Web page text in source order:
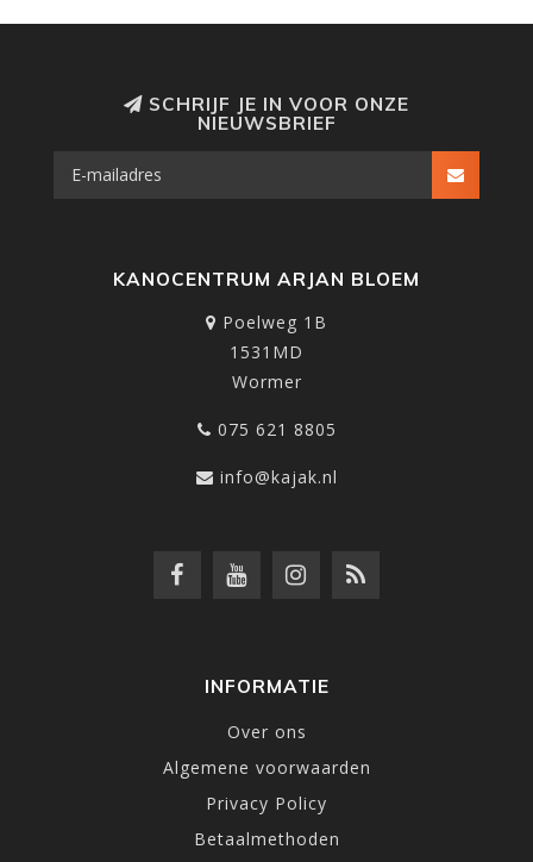
SCHRIJF JE IN VOOR ONZE
NIEUWSBRIEF
KANOCENTRUM ARJAN BLOEM
Poelweg 1B
1531MD
Wormer
075 621 8805
info@kajak.nl
INFORMATIE
Over ons
Algemene voorwaarden
Privacy Policy
Betaalmethoden